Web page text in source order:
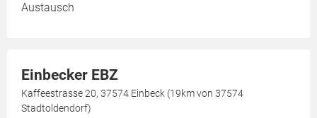
Austausch
Einbecker EBZ
Kaffeestrasse 20, 37574 Einbeck (19km von 37574
Stadtoldendorf)